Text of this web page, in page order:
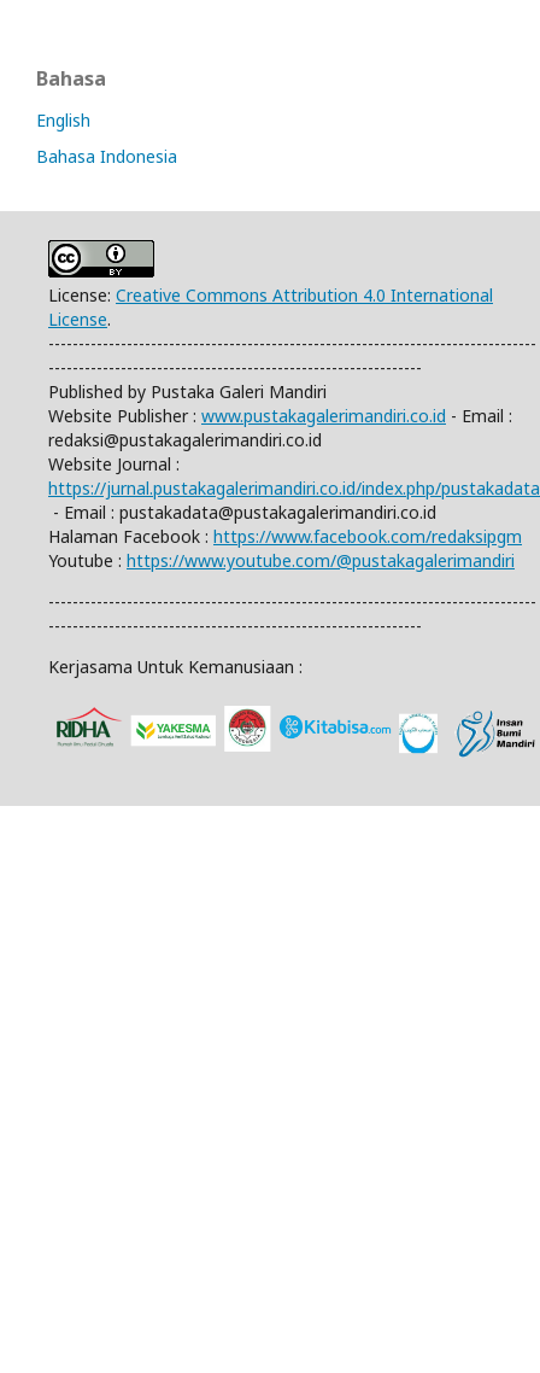
Bahasa
English
Bahasa Indonesia
License: Creative Commons Attribution 4.0 International
License.
---------------------------------------------------------------------------------
--------------------------------------------------------------
Published by Pustaka Galeri Mandiri
Website Publisher : www.pustakagalerimandiri.co.id - Email :
redaksi@pustakagalerimandiri.co.id
Website Journal :
https://jurnal.pustakagalerimandiri.co.id/index.php/pustakadata
- Email : pustakadata@pustakagalerimandiri.co.id
Halaman Facebook : https://www.facebook.com/redaksipgm
Youtube : https://www.youtube.com/@pustakagalerimandiri
---------------------------------------------------------------------------------
--------------------------------------------------------------
Kerjasama Untuk Kemanusiaan :